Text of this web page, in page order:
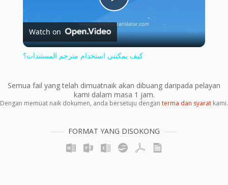
Play
Video
Watch on
كيف يمكنني استخدام مترجم المستندات؟
Semua fail yang telah dimuatnaik akan dibuang daripada pelayan
kami dalam masa 1 jam.
Dengan memuat naik dokumen, anda bersetuju dengan terma dan syarat kami.
FORMAT YANG DISOKONG